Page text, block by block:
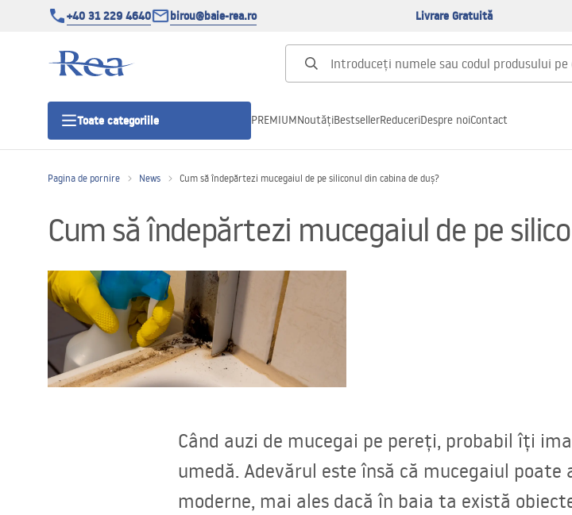
+40 31 229 4640 birou@baie-rea.ro Livrare Gratuită
Toate categoriile
Usi pentru cabine de dus
Cadite de dus
Rigole Liniare
Vase WC si Bideuri
PREMIUMNoutățiBestsellerReduceriDespre noiContact
Pagina de pornire News Cum să îndepărtezi mucegaiul de pe siliconul din cabina de duș?
Cum să îndepărtezi mucegaiul de pe
Când auzi de mucegai pe pereți, probabil îți
umedă. Adevărul este însă că mucegaiul
moderne, mai ales dacă în baia ta există